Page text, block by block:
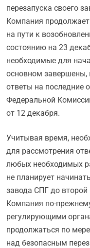
перезапуска своего
Компания
на пути к
состоянию на 23
необходимые для
основном завершены,
ответы на последние
Федеральной
от 12 декабря.
Учитывая время,
для рассмотрения
любых необходимых
не планирует
завода СПГ до
Компания по-
регулирующими
продолжаться по
над безопасным